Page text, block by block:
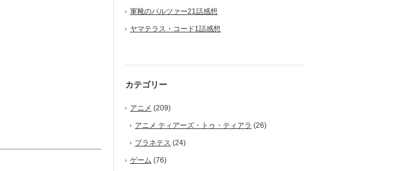
軍靴のバルツァー21話感想
ヤマテラス・コード1話感想
カテゴリー
アニメ (209)
アニメ ティアーズ・トゥ・ティアラ (26)
プラネテス (24)
ゲーム (76)